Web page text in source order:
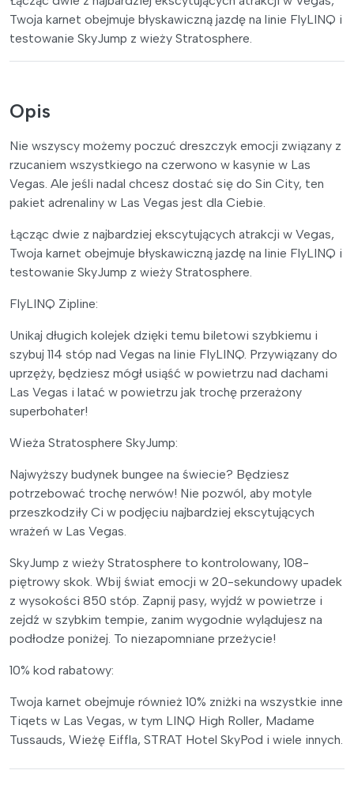
Twoja karnet obejmuje błyskawiczną jazdę na linie FlyLINQ i
testowanie SkyJump z wieży Stratosphere.
Opis
Nie wszyscy możemy poczuć dreszczyk emocji związany z
rzucaniem wszystkiego na czerwono w kasynie w Las
Vegas. Ale jeśli nadal chcesz dostać się do Sin City, ten
pakiet adrenaliny w Las Vegas jest dla Ciebie.
Łącząc dwie z najbardziej ekscytujących atrakcji w Vegas,
Twoja karnet obejmuje błyskawiczną jazdę na linie FlyLINQ i
testowanie SkyJump z wieży Stratosphere.
FlyLINQ Zipline:
Unikaj długich kolejek dzięki temu biletowi szybkiemu i
szybuj 114 stóp nad Vegas na linie FlyLINQ. Przywiązany do
uprzęży, będziesz mógł usiąść w powietrzu nad dachami
Las Vegas i latać w powietrzu jak trochę przerażony
superbohater!
Wieża Stratosphere SkyJump:
Najwyższy budynek bungee na świecie? Będziesz
potrzebować trochę nerwów! Nie pozwól, aby motyle
przeszkodziły Ci w podjęciu najbardziej ekscytujących
wrażeń w Las Vegas.
SkyJump z wieży Stratosphere to kontrolowany, 108-
piętrowy skok. Wbij świat emocji w 20-sekundowy upadek
z wysokości 850 stóp. Zapnij pasy, wyjdź w powietrze i
zejdź w szybkim tempie, zanim wygodnie wylądujesz na
podłodze poniżej. To niezapomniane przeżycie!
10% kod rabatowy:
Twoja karnet obejmuje również 10% zniżki na wszystkie inne
Tiqets w Las Vegas, w tym LINQ High Roller, Madame
Tussauds, Wieżę Eiffla, STRAT Hotel SkyPod i wiele innych.